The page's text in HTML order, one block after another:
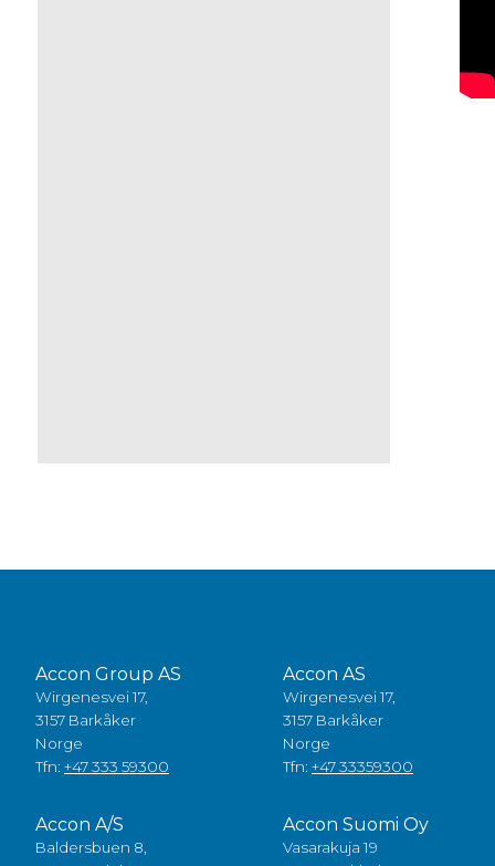
Accon Group AS
Wirgenesvei 17,
3157 Barkåker
Norge
Tfn: +47 333 59300
Accon AS
Wirgenesvei 17,
3157 Barkåker
Norge
Tfn: +47 33359300
Accon A/S
Baldersbuen 8,
Accon Suomi Oy
Vasarakuja 19